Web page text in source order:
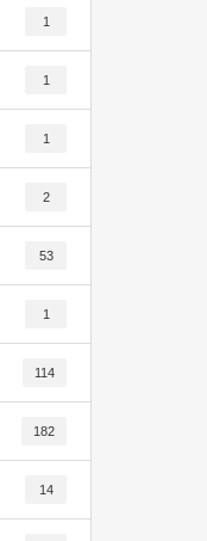
1
1
1
2
53
1
114
182
14